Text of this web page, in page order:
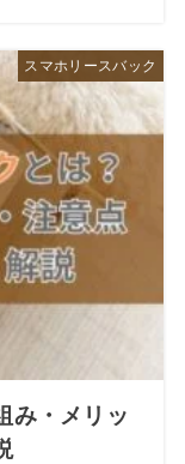
スマホリースバック
み・メリッ